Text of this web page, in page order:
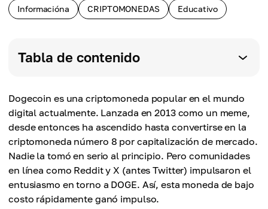
Informacióna CRIPTOMONEDAS Educativo
Tabla de contenido
Dogecoin es una criptomoneda popular en el mundo
digital actualmente. Lanzada en 2013 como un meme,
desde entonces ha ascendido hasta convertirse en la
criptomoneda número 8 por capitalización de mercado.
Nadie la tomó en serio al principio. Pero comunidades
en línea como Reddit y X (antes Twitter) impulsaron el
entusiasmo en torno a DOGE. Así, esta moneda de bajo
costo rápidamente ganó impulso.